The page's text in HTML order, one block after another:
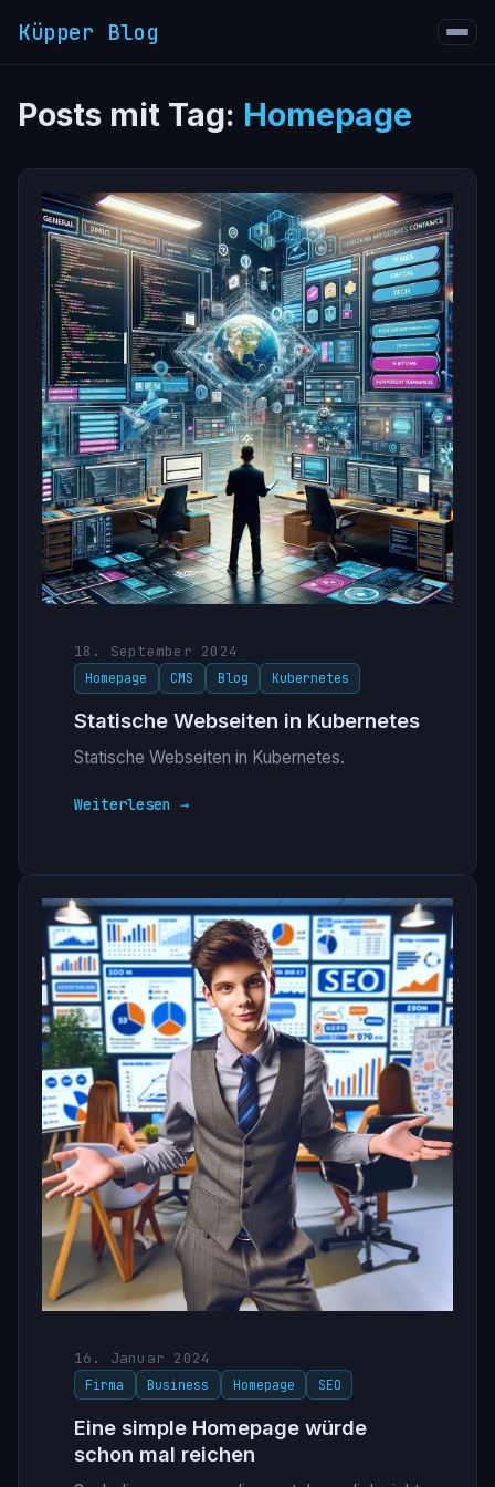
Küpper Blog
Posts mit Tag: Homepage
18. September 2024
Homepage CMS Blog Kubernetes
Statische Webseiten in Kubernetes
Statische Webseiten in Kubernetes.
Weiterlesen →
16. Januar 2024
Firma Business Homepage SEO
Eine simple Homepage würde
schon mal reichen